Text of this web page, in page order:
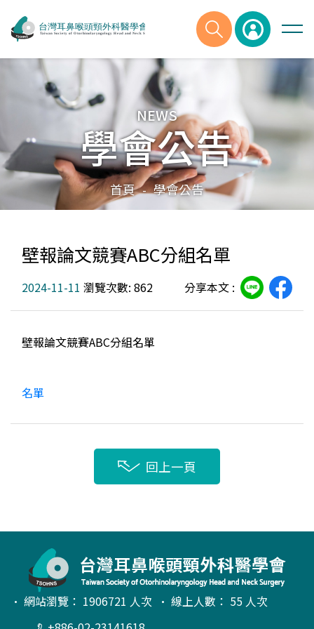
NEWS
學會公告
首頁 - 學會公告
壁報論文競賽ABC分組名單
2024-11-11 瀏覽次數: 862 分享本文 :
壁報論文競賽ABC分組名單
名單
回上一頁
• 網站瀏覽： 1906721 人次 • 線上人數： 55 人次